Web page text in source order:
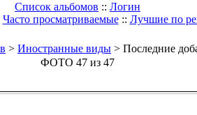
Список альбомов :: Логин
Часто просматриваемые:: Лучшие по
> Иностранные виды > Последние
ФОТО 47 из 47